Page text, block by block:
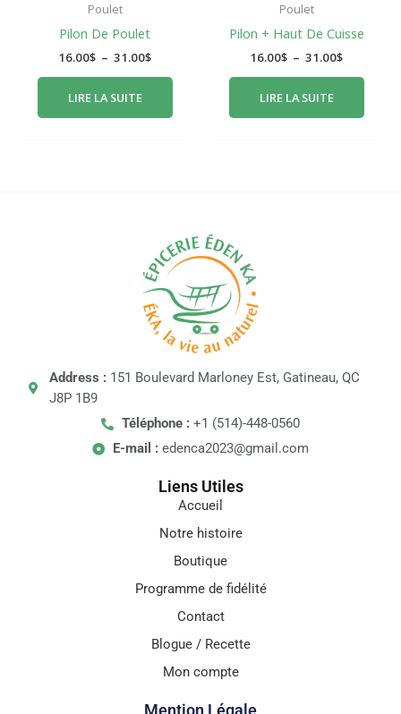
Poulet
Pilon De Poulet
16.00$ – 31.00$
LIRE LA SUITE
Poulet
Pilon + Haut De Cuisse
16.00$ – 31.00$
LIRE LA SUITE
Address :151 Boulevard Marloney Est, Gatineau, QC
J8P 1B9
Téléphone :+1 (514)-448-0560
E-mail : edenca2023@gmail.com
Liens Utiles
Accueil
Notre histoire
Boutique
Programme de fidélité
Contact
Blogue / Recette
Mon compte
Mention Légale